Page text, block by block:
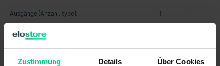
Zustimmung Details Über Cookies
Ausgänge (Anzahl, type): 1
Betriebsspannung max.: